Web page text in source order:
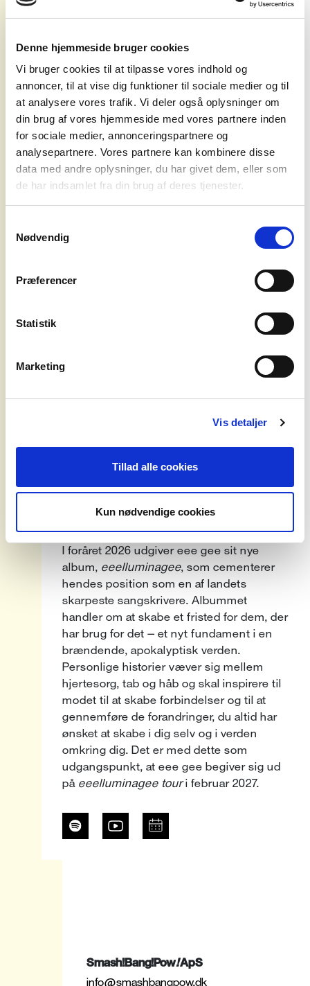
Denne hjemmeside bruger cookies
Vi bruger cookies til at tilpasse vores indhold og
annoncer, til at vise dig funktioner til sociale medier og til
at analysere vores trafik. Vi deler også oplysninger om
din brug af vores hjemmeside med vores partnere inden
for sociale medier, annonceringspartnere og
analysepartnere. Vores partnere kan kombinere disse
data med andre oplysninger, du har givet dem, eller som
de har indsamlet fra din brug af deres tjenester.
Nødvendig
Præferencer
Statistik
Marketing
Vis detaljer
Tillad alle cookies
Kun nødvendige cookies
koncerter
agentur
syd for
solen
folder sig ud i widescreen-lignende
Hun skriver om de øjeblikke, man normalt
skjuler: følelsen af ikke at være god nok,
hverdagens absurditeter, de små
ydmygelser, der ender med at blive
vendepunkter. I stedet for at polere disse
følelser omfavner hun dem, parrer humor
med hjertesorg og melankoli med
markante melodiske hooks. Denne
blanding af rå bekendelse og stiliseret
iscenesættelse har gjort hendes
teatralske, sårbare men selvbevidste – og
kunstner, der ikke kun skaber sange, men
hele følelsesmæssige universer, publikum
Hendes første to album, Winning (2022) og
SHE-REX (2023), blev gennembruddet
både herhjemme og internationalt – med
Grammy-nomineringer, massiv
radiorotation på P3/P4/P6, internationale
Europa. Hendes musik har også fundet et
globalt publikum gennem syncs med
Story og Ralph Lauren.
I foråret 2026 udgiver eee gee sit nye
album, eeelluminagee, som cementerer
hendes position som en af landets
skarpeste sangskrivere. Albummet
handler om at skabe et fristed for dem, der
har brug for det — et nyt fundament i en
brændende, apokalyptisk verden.
Personlige historier væver sig mellem
hjertesorg, tab og håb og skal inspirere til
modet til at skabe forbindelser og til at
gennemføre de forandringer, du altid har
ønsket at skabe i dig selv og i verden
omkring dig. Det er med dette som
udgangspunkt, at eee gee begiver sig ud
på eeelluminagee touri februar 2027.
Smash!Bang!Pow!ApS
info@smashbangpow.dk